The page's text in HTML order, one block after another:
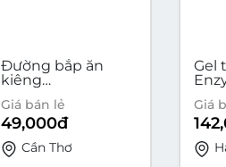
Đường bắp ăn
kiêng
125g - 50 gói x 2.5g
Giá bán lẻ
49,000đ
Cần Thơ
Gel
da
Giá